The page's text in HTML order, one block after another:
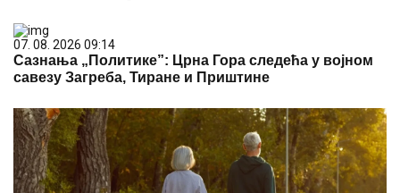
07. 08. 2026 09:14
Сазнања „Политике”: Црна Гора следећа у војном
савезу Загреба, Тиране и Приштине